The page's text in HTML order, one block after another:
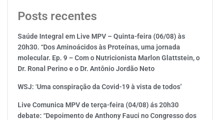
Posts recentes
Saúde Integral em Live MPV – Quinta-feira (06/08) às
20h30. “Dos Aminoácidos às Proteínas, uma jornada
molecular. Ep. 9 – Com o Nutricionista Marlon Glattstein, o
Dr. Ronal Perino e o Dr. Antônio Jordão Neto
WSJ: ‘Uma conspiração da Covid-19 à vista de todos’
Live Comunica MPV de terça-feira (04/08) ás 20h30
debate: “Depoimento de Anthony Fauci no Congresso dos